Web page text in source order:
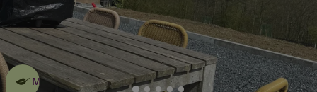
Dies ist ein
umweltschonendes
Naturhäuschen
Mehr erfahren